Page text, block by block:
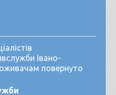
Івано-
повернуто